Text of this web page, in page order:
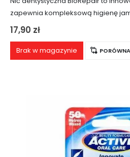
zapewnia kompleksową higienę
woskowanej powierzchni oraz
ta skutecznie usuwa płytkę
trudno…
17,90 zł
Brak w magazynie